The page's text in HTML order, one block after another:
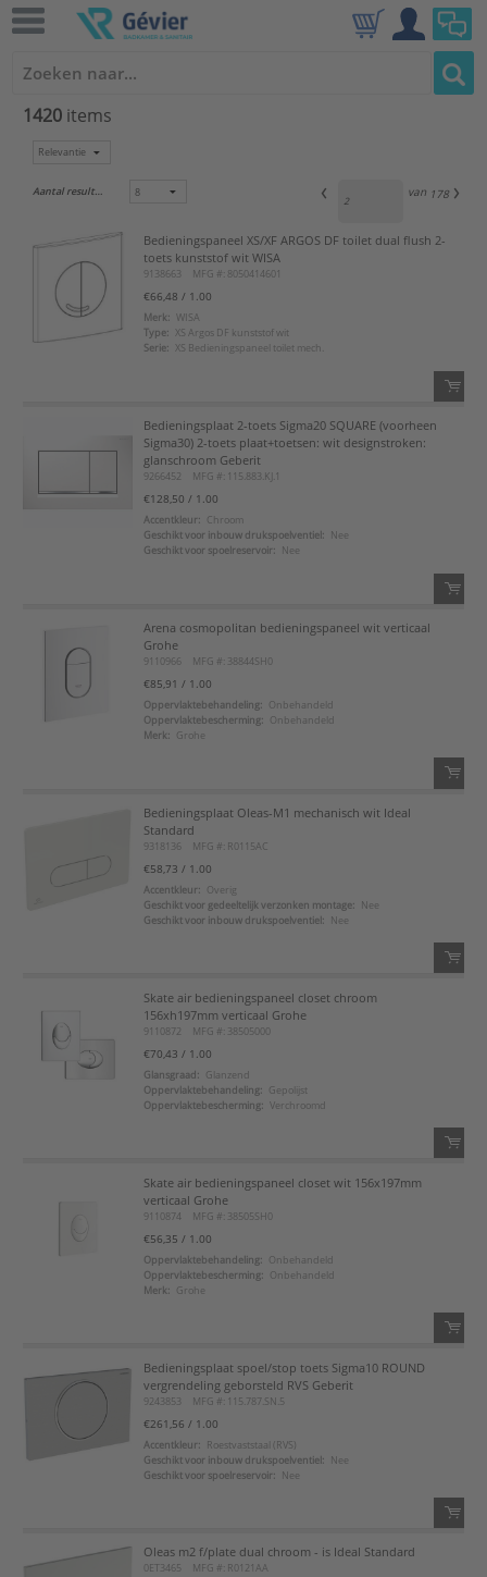
1420 items
Aantal resultaten: van 178
Bedieningspaneel XS/XF ARGOS DF toilet dual flush 2-
toets kunststof wit WISA
9138663 MFG #: 8050414601
€66,48 / 1.00
Merk: WISA
Type:
XS Argos DF kunststof wit
Serie:
XS Bedieningspaneel toilet mech.
Voeg toe aan favorietenlijst
Bedieningsplaat 2-toets Sigma20 SQUARE (voorheen
Sigma30) 2-toets plaat+toetsen: wit designstroken:
glanschroom Geberit
9266452 MFG #: 115.883.KJ.1
€128,50 / 1.00
Accentkleur:
Chroom
Geschikt voor inbouw drukspoelventiel:
Nee
Geschikt voor spoelreservoir:
Nee
Voeg toe aan favorietenlijst
Arena cosmopolitan bedieningspaneel wit verticaal
Grohe
9110966 MFG #: 38844SH0
€85,91 / 1.00
Oppervlaktebehandeling:
Onbehandeld
Oppervlaktebescherming:
Onbehandeld
Merk:
Grohe
Voeg toe aan favorietenlijst
Bedieningsplaat Oleas-M1 mechanisch wit Ideal
Standard
9318136 MFG #: R0115AC
€58,73 / 1.00
Accentkleur:
Overig
Geschikt voor gedeeltelijk verzonken montage:
Nee
Geschikt voor inbouw drukspoelventiel:
Nee
Voeg toe aan favorietenlijst
Skate air bedieningspaneel closet chroom
156xh197mm verticaal Grohe
9110872 MFG #: 38505000
€70,43 / 1.00
Glansgraad:
Glanzend
Oppervlaktebehandeling:
Gepolijst
Oppervlaktebescherming: Verchroomd
Voeg toe aan favorietenlijst
Skate air bedieningspaneel closet wit 156x197mm
verticaal Grohe
9110874 MFG #: 38505SH0
€56,35 / 1.00
Oppervlaktebehandeling:
Onbehandeld
Oppervlaktebescherming:
Onbehandeld
Merk:
Grohe
QTY:
Voeg toe aan favorietenlijst
Bedieningsplaat spoel/stop toets Sigma10 ROUND
vergrendeling geborsteld RVS Geberit
9243853 MFG #: 115.787.SN.5
€261,56 / 1.00
Accentkleur:
Roestvaststaal (RVS)
Geschikt voor inbouw drukspoelventiel:
Nee
Geschikt voor spoelreservoir:
Nee
Oleas m2 f/plate dual chroom - is Ideal Standard
0ET3465 MFG #: R0121AA